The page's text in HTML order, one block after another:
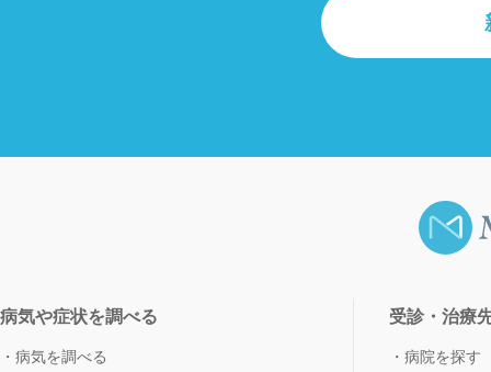
病気や症状を調べる
病気を調べる
受診・治療
病院を探す